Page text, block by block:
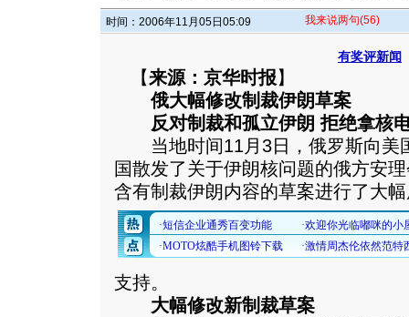
时间：2006年11月05日05:09 我来说两句(56)
有奖评新闻
【来源：京华时报】
俄大幅修改制裁伊朗草案
反对制裁和孤立伊朗 拒绝拿核
当地时间11月3日，俄罗斯向美
国散发了关于伊朗核问题的俄方安
含有制裁伊朗内容的草案进行了大
支持。
大幅修改新制裁草案